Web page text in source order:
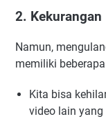
2. Kekurangan
Namun,
memiliki
Kita bisa
video lain